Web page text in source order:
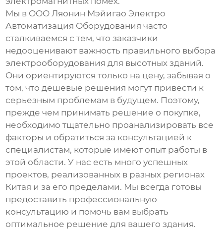
Мы в ООО Ляонин Мэйигао Электро
Автоматизация Оборудования часто
сталкиваемся с тем, что заказчики
недооценивают важность правильного выбора
электрооборудования для высотных зданий.
Они ориентируются только на цену, забывая о
том, что дешевые решения могут привести к
серьезным проблемам в будущем. Поэтому,
прежде чем принимать решение о покупке,
необходимо тщательно проанализировать все
факторы и обратиться за консультацией к
специалистам, которые имеют опыт работы в
этой области. У нас есть много успешных
проектов, реализованных в разных регионах
Китая и за его пределами. Мы всегда готовы
предоставить профессиональную
консультацию и помочь вам выбрать
оптимальное решение для вашего здания.